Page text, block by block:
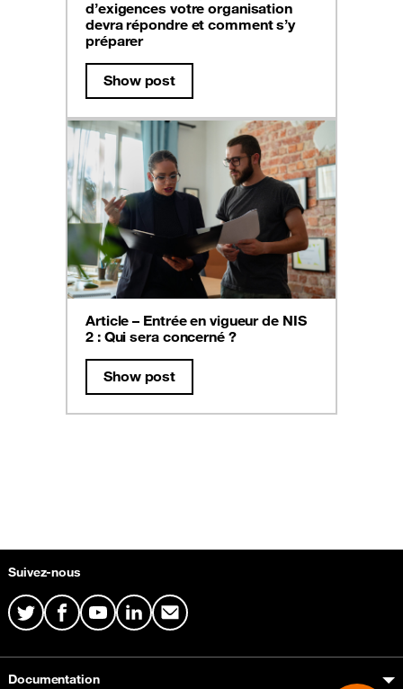
d’exigences votre organisation
devra répondre et comment s’y
préparer
Show post
Article – Entrée en vigueur de NIS
2 : Qui sera concerné ?
Show post
Suivez-nous
TwitterFacebook
YoutubeLinkedIn
Mail
Documentation